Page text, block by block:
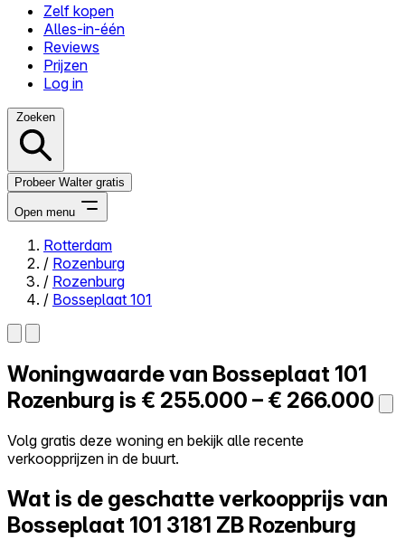
Zelf kopen
Alles-in-één
Reviews
Prijzen
Log in
Zoeken
Probeer Walter gratis
Open menu
Close menu
Zelf kopen
Alles-in-één
Reviews
Log in
Rotterdam
/ Rozenburg
/ Rozenburg
/ Bosseplaat 101
Woningwaarde van Bosseplaat 101
Rozenburg is € 255.000 – € 266.000
Volg gratis deze woning en bekijk alle recente
verkoopprijzen in de buurt.
Wat is de geschatte verkoopprijs van
Bosseplaat 101 3181 ZB Rozenburg